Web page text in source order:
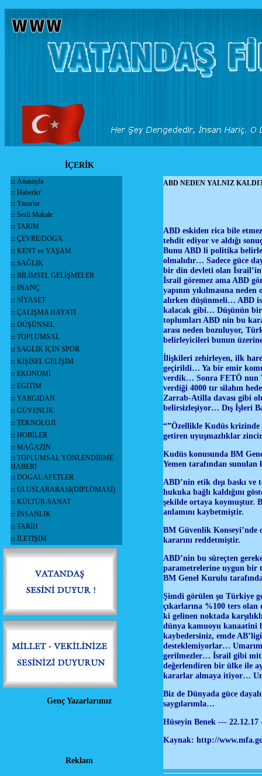
İÇERİK
:: Anasayfa
:: Haberler
:: Yazarlar
:: Sesli Makale
:: TARIM
:: ÇEVRE/DOGA
:: KENT ve YAŞAM
:: SAĞLIK
:: BİLİMSEL GELİŞMELER
:: İNANÇ
:: SİYASET
:: ÇALIŞMA HAYATI
:: DÜŞÜNSEL
:: TOPLUMSAL
:: SAGLIK İÇİN SPOR
:: KİŞİSEL GELİŞİM
:: EKONOMİ
:: EGİTİM
:: YARGIDAN
:: GÜVENLİK
:: TEKNOLOJİ
:: HOBİLER
:: MAĞAZİN
:: TOPLUMSAL YÖNLENDİRME
HABERİ
:: DOGAL AFETLER
:: ULUSLARARASI(DİPLOMASİ)
:: KÜLTÜR-SANAT
:: İNSANLIK
:: TARİH
:: İLETİŞİM
Genç Yazarlarımız
Reklam
ABD NEDEN YALNIZ
ABD eskiden rica bile
tehdit ediyor ve aldığı
Bunu ABD li politika
olmalıdır… Sadece güce
bir din devleti olan İsrail’in
İsrail göremez ama ABD
yapının yıkılmasına
alırken düşünmeli… ABD
kalacak gibi… Düşünün bir
toplumları ABD nin bu
arası neden bozuluyor,
belirleyicileri bunun
İlişkileri zehirleyen, ilk
geçirildi… Ya bir emir
verdik… Sonra FETÖ nun
verdiği 4000 tır silahın
Zarrab-Atilla davası gibi
belirsizleşiyor… Dış İşleri
“”Özellikle Kudüs krizinde
getiren uyuşmazlıklar
Kudüs konusunda BM
Yemen tarafından sunulan
ABD’nin etik dışı baskı
hukuka bağlı kaldığını
şekilde ortaya koymuştur.
anlamını kaybetmiştir.
BM Güvenlik Konseyi’nde
kararını reddetmiştir.
ABD’nin bu süreçten
parametrelerine uygun bir
BM Genel Kurulu
Şimdi görülen şu Türkiye
çıkarlarına %100 ters
ki gelinen noktada
dünya kamuoyu kanaatini
kaybedersiniz, emde
desteklemiyorlar…
gerilmezler… İsrail gibi
değerlendiren bir ülke ile
kararlar almaya itiyor…
Biz de Dünyada güce
saygılarımla…
Hüseyin Benek ---
Kaynak: http://